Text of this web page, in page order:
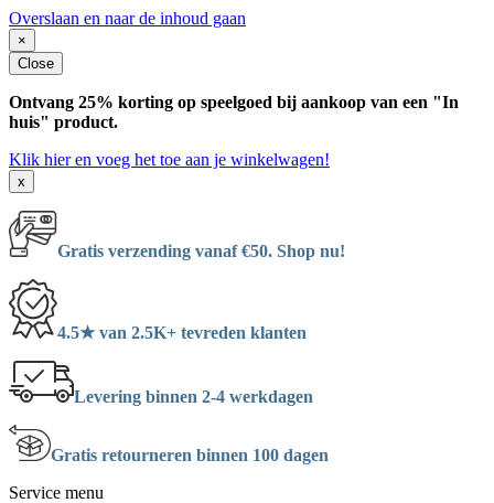
Overslaan en naar de inhoud gaan
×
Close
Ontvang 25% korting op speelgoed bij aankoop van een "In
huis" product.
Klik hier en voeg het toe aan je winkelwagen!
x
Gratis verzending vanaf €50. Shop nu!
4.5★ van 2.5K+ tevreden klanten
Levering binnen 2-4 werkdagen
Gratis retourneren binnen 100 dagen
Service menu